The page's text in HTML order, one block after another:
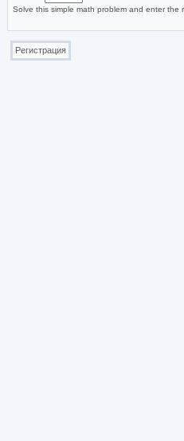
Solve this simple math problem and enter the